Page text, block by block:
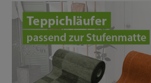
zu den Teppichläufern